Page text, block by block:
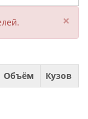
×
Объём Кузов